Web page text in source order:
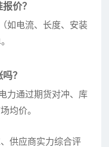
价？
如电流、长度、安装
？
力通过期货对冲、库
均价。
供应商实力综合评